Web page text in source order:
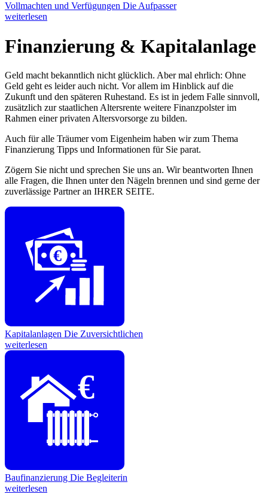
Vollmachten und Verfügungen Die Aufpasser
weiterlesen
Finanzierung & Kapitalanlage
Geld macht bekanntlich nicht glücklich. Aber mal ehrlich: Ohne
Geld geht es leider auch nicht. Vor allem im Hinblick auf die
Zukunft und den späteren Ruhestand. Es ist in jedem Falle sinnvoll,
zusätzlich zur staatlichen Altersrente weitere Finanzpolster im
Rahmen einer privaten Altersvorsorge zu bilden.
Auch für alle Träumer vom Eigenheim haben wir zum Thema
Finanzierung Tipps und Informationen für Sie parat.
Zögern Sie nicht und sprechen Sie uns an. Wir beantworten Ihnen
alle Fragen, die Ihnen unter den Nägeln brennen und sind gerne der
zuverlässige Partner an IHRER SEITE.
€
Kapitalanlagen Die Zuversichtlichen
weiterlesen
€
Baufinanzierung Die Begleiterin
weiterlesen